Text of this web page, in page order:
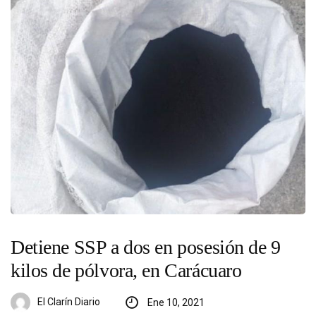
Detiene SSP a dos en posesión de 9
kilos de pólvora, en Carácuaro
El Clarín Diario Ene 10, 2021